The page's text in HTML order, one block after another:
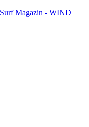
Magazin - WIND